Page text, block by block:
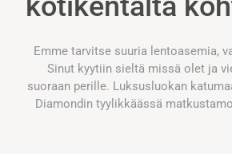
Emme tarvitse suuria lentoasemia,
Sinut kyytiin sieltä missä olet ja
suoraan perille. Luksusluokan
Diamondin tyylikkäässä